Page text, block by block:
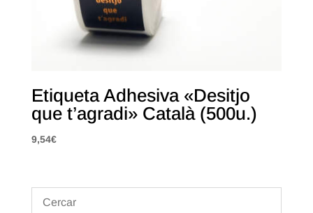
Etiqueta Adhesiva «Desitjo
que t’agradi» Català (500u.)
9,54€